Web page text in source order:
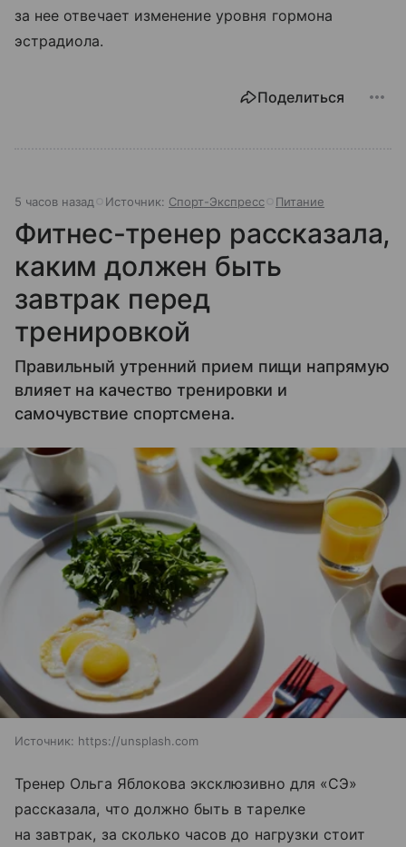
за нее отвечает изменение уровня гормона
эстрадиола.
Поделиться
5 часов назад Источник: Спорт-Экспресс Питание
Фитнес-тренер рассказала,
каким должен быть
завтрак перед
тренировкой
Правильный утренний прием пищи напрямую
влияет на качество тренировки и
самочувствие спортсмена.
Источник: https://unsplash.com
Тренер Ольга Яблокова эксклюзивно для «СЭ»
рассказала, что должно быть в тарелке
на завтрак, за сколько часов до нагрузки стоит